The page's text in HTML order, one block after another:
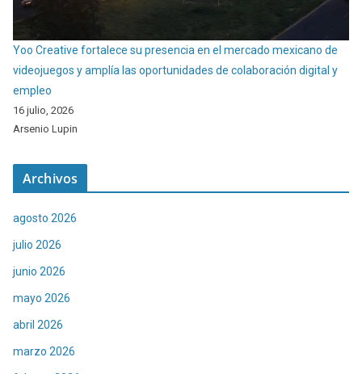
Yoo Creative fortalece su presencia en el mercado mexicano de
videojuegos y amplía las oportunidades de colaboración digital y
empleo
16 julio, 2026
Arsenio Lupin
Archivos
agosto 2026
julio 2026
junio 2026
mayo 2026
abril 2026
marzo 2026